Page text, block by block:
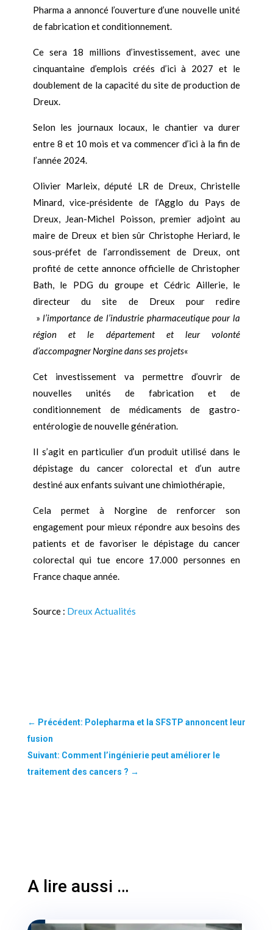
Pharma a annoncé l’ouverture d’une nouvelle unité
de fabrication et conditionnement.
Ce sera 18 millions d’investissement, avec une
cinquantaine d’emplois créés d’ici à 2027 et le
doublement de la capacité du site de production de
Dreux.
Selon les journaux locaux, le chantier va durer
entre 8 et 10 mois et va commencer d’ici à la fin de
l’année 2024.
Olivier Marleix, député LR de Dreux, Christelle
Minard, vice-présidente de l’Agglo du Pays de
Dreux, Jean-Michel Poisson, premier adjoint au
maire de Dreux et bien sûr Christophe Heriard, le
sous-préfet de l’arrondissement de Dreux, ont
profité de cette annonce officielle de Christopher
Bath, le PDG du groupe et Cédric Aillerie, le
directeur du site de Dreux pour redire
»l’importance de l’industrie pharmaceutique pour la
région et le département et leur volonté
d’accompagner Norgine dans ses projets«
Cet investissement va permettre d’ouvrir de
nouvelles unités de fabrication et de
conditionnement de médicaments de gastro-
entérologie de nouvelle génération.
Il s’agit en particulier d’un produit utilisé dans le
dépistage du cancer colorectal et d’un autre
destiné aux enfants suivant une chimiothérapie,
Cela permet à Norgine de renforcer son
engagement pour mieux répondre aux besoins des
patients et de favoriser le dépistage du cancer
colorectal qui tue encore 17.000 personnes en
France chaque année.
Source : Dreux Actualités
← Précédent: Polepharma et la SFSTP annoncent leur
fusion
Suivant: Comment l’ingénierie peut améliorer le
traitement des cancers ? →
A lire aussi …